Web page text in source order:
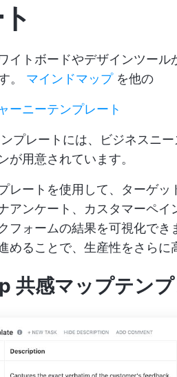
イトボードやデザインツー
。 マインドマップを他の
ーニーテンプレート
プレートには、ビジネスニ
が用意されています。
レートを使用して、ターゲ
アンケート、カスタマーペ
フォームの結果を可視化で
めることで、生産性をさらに
共感マップテンプ